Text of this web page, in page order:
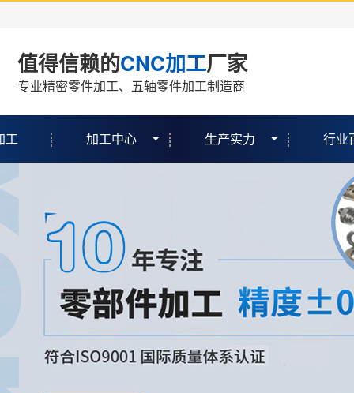
值得信赖的CNC加工厂家
专业精密零件加工、五轴零件加工制造商
工 加工中心 生产实力 行业